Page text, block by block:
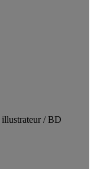
illustrateur / BD